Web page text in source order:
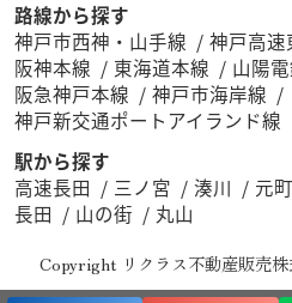
路線から探す
神戸市西神・山手線
神戸高速
阪神本線
東海道本線 山陽
阪急神戸本線
神戸市海岸線
神戸新交通ポートアイランド線
駅から探す
高速長田
三ノ宮 湊川 元町
長田
山の街 丸山
Copyright リクラス不動産販売